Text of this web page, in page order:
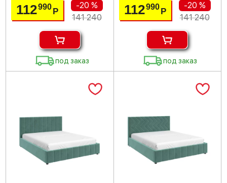
112990 Р
-20 %
141 240
под заказ
112990 Р
-20 %
141 240
под заказ